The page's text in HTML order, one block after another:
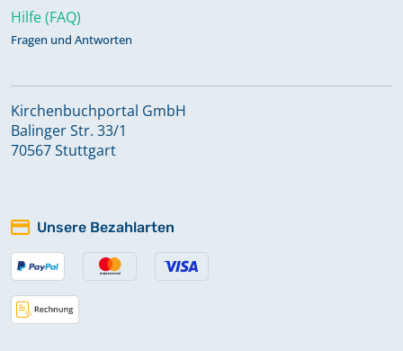
1786-1820
Trauregister 1805-1824,
Beerdigungsregister 1805-1824,
Konfirmandenregister 1805-1824
Taufregister 1830-1857
Taufregister 1857-1875
Hilfe (FAQ)
Fragen und Antworten
Kirchenbuchportal GmbH
Balinger Str. 33/1
70567 Stuttgart
Unsere Bezahlarten